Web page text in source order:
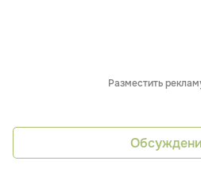
Разместить